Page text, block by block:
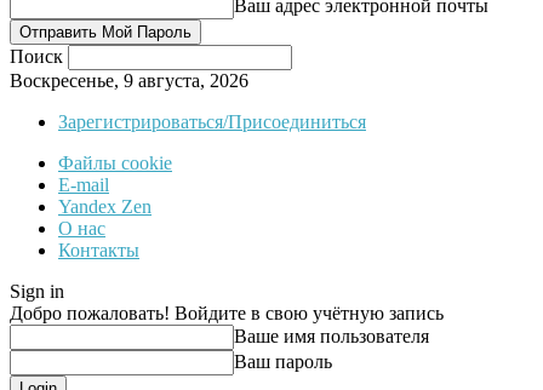
Ваш адрес электронной почты
Поиск
Воскресенье, 9 августа, 2026
Зарегистрироваться/Присоединиться
Файлы cookie
E-mail
Yandex Zen
О нас
Контакты
Sign in
Добро пожаловать! Войдите в свою учётную запись
Ваше имя пользователя
Ваш пароль